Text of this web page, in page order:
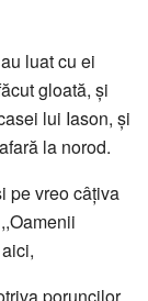
luat cu ei
gloată, şi
lui Iason, şi
la norod.
pe vreo câţiva
poruncilor